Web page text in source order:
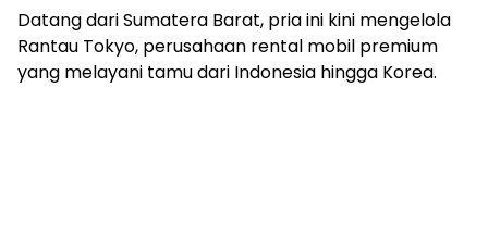
Datang dari Sumatera Barat, pria ini kini mengelola
Rantau Tokyo, perusahaan rental mobil premium
yang melayani tamu dari Indonesia hingga Korea.